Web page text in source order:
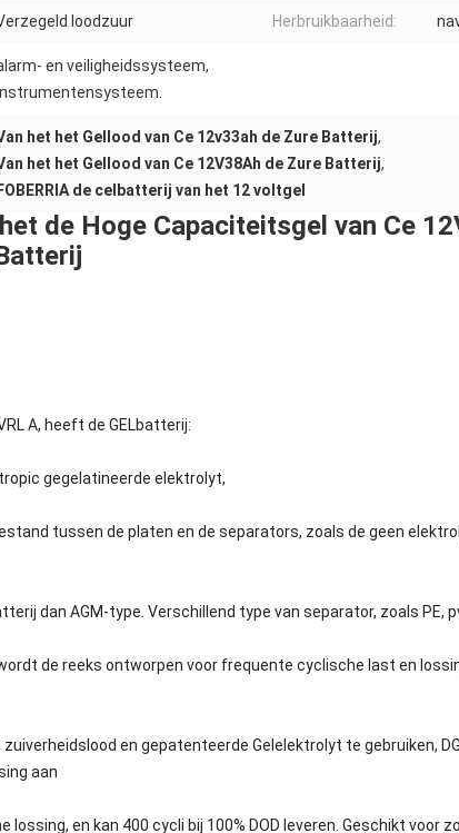
loodzuur Herbruikbaarheid:
en veiligheidssysteem,
het het Gellood van Ce 12v33ah de Zure Batterij,
het het Gellood van Ce 12V38Ah de Zure Batterij,
FOBERRIA de celbatterij van het 12 voltgel
het de Hoge Capaciteitsgel van Ce
A, heeft de GELbatterij:
gegelatineerde elektrolyt,
tussen de platen en de separators, zoals de geen
dan AGM-type. Verschillend type van separator, zoals PE,
de reeks ontworpen voor frequente cyclische last en
en gepatenteerde Gelelektrolyt te gebruiken,
aan
en kan 400 cycli bij 100% DOD leveren. Geschikt voor